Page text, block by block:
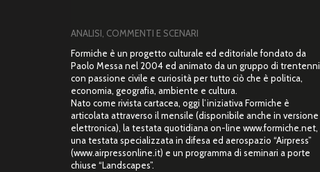
ANALISI, COMMENTI E SCENARI
Formiche è un progetto culturale ed editoriale fondato da
Paolo Messa nel 2004 ed animato da un gruppo di trentenni
con passione civile e curiosità per tutto ciò che è politica,
economia, geografia, ambiente e cultura.
Nato come rivista cartacea, oggi l’iniziativa Formiche è
articolata attraverso il mensile (disponibile anche in versione
elettronica), la testata quotidiana on-line www.formiche.net,
una testata specializzata in difesa ed aerospazio “Airpress”
(www.airpressonline.it) e un programma di seminari a porte
chiuse “Landscapes”.